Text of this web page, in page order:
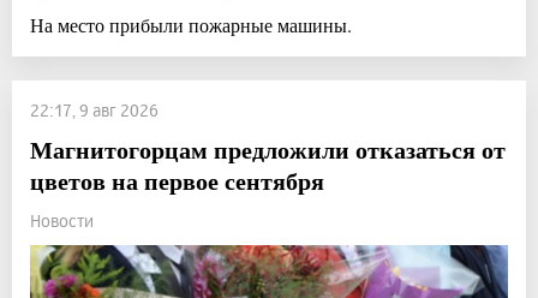
На место прибыли пожарные машины.
22:17, 9 авг 2026
Магнитогорцам предложили отказаться от
цветов на первое сентября
Новости